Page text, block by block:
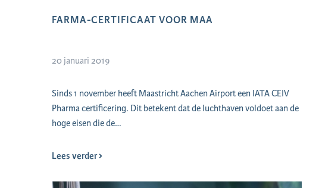
FARMA-CERTIFICAAT VOOR MAA
20 januari 2019
Sinds 1 november heeft Maastricht Aachen Airport een IATA CEIV
Pharma certificering. Dit betekent dat de luchthaven voldoet aan de
hoge eisen die de…
Lees verder